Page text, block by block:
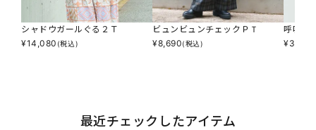
シャドウガールぐる２Ｔ
¥14,080 (税込)
ビュンビュンチェックＰＴ
¥8,690(税込)
呼吸冷
¥3,234
最近チェックしたアイテム